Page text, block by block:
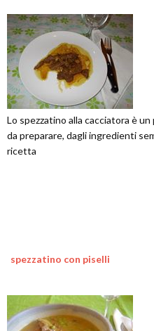
Lo spezzatino alla cacciatora è
da preparare, dagli ingredienti
ricetta
spezzatino con piselli